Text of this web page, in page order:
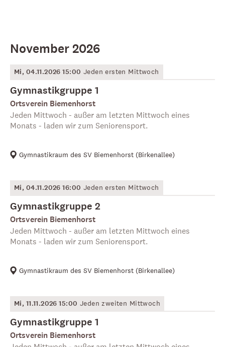
November 2026
Mi, 04.11.2026 15:00 Jeden ersten Mittwoch
Gymnastikgruppe 1
Ortsverein Biemenhorst
Jeden Mittwoch - außer am letzten Mittwoch eines
Monats - laden wir zum Seniorensport.
Gymnastikraum des SV Biemenhorst (Birkenallee)
Mi, 04.11.2026 16:00 Jeden ersten Mittwoch
Gymnastikgruppe 2
Ortsverein Biemenhorst
Jeden Mittwoch - außer am letzten Mittwoch eines
Monats - laden wir zum Seniorensport.
Gymnastikraum des SV Biemenhorst (Birkenallee)
Mi, 11.11.2026 15:00 Jeden zweiten Mittwoch
Gymnastikgruppe 1
Ortsverein Biemenhorst